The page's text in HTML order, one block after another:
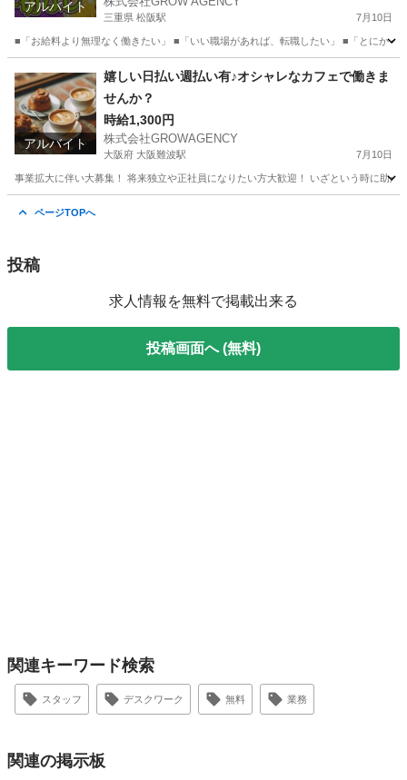
アルバイト
三重県 松阪駅 7月10日
■「お給料より無理なく働きたい」 ■「いい職場があれば、転職したい」 ■「とにか
松阪駅 その他 三重
業務
アルバイト
嬉しい日払い週払い有♪オシャレなカフェで働きま
せんか？
時給1,300円
株式会社GROWAGENCY
大阪府 大阪難波駅 7月10日
事業拡大に伴い大募集！ 将来独立や正社員になりたい方大歓迎！ いざという時に助
ページTOPへ
投稿
求人情報を無料で掲載出来る
投稿画面へ (無料)
関連キーワード検索
スタッフ デスクワーク 無料 業務
関連の掲示板